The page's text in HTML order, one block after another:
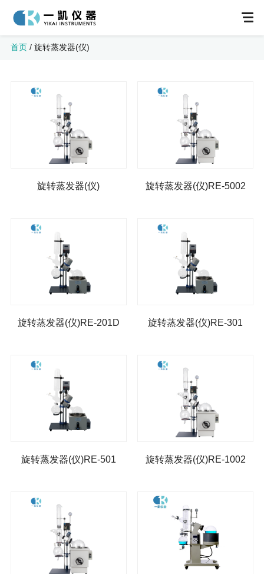
不锈钢反应釜
单层玻璃反应釜
防爆单层玻璃反应釜
旋转蒸发器(仪)
低温冷却液循环泵
低温恒温反应浴（槽）
高低温一体机
首页/ 旋转蒸发器(仪)
旋转蒸发器(仪) 旋转蒸发器(仪)RE-5002
旋转蒸发器(仪)RE-201D 旋转蒸发器(仪)RE-301
旋转蒸发器(仪)RE-501 旋转蒸发器(仪)RE-1002